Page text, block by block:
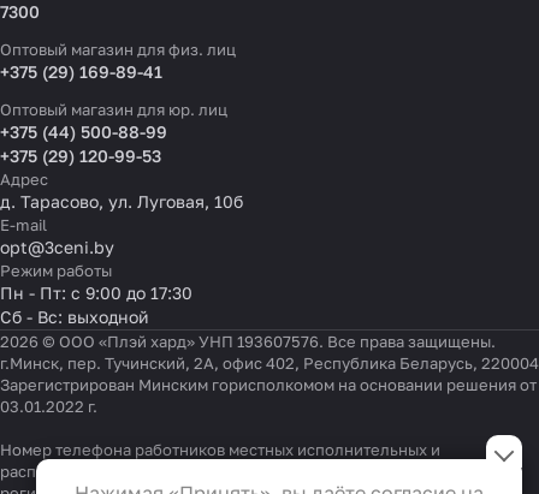
7300
Оптовый магазин для физ. лиц
+375 (29) 169-89-41
Оптовый магазин для юр. лиц
+375 (44) 500-88-99
+375 (29) 120-99-53
Адрес
д. Тарасово, ул. Луговая, 10б
E-mail
opt@3ceni.by
Режим работы
Пн - Пт: с 9:00 до 17:30
Сб - Вс: выходной
2026 © ООО «Плэй хард» УНП 193607576. Все права защищены.
г.Минск, пер. Тучинский, 2А, офис 402, Республика Беларусь, 220004
Зарегистрирован Минским горисполкомом на основании решения от
03.01.2022 г.
Номер телефона работников местных исполнительных и
распорядительных органов по месту государственной
Функциональные